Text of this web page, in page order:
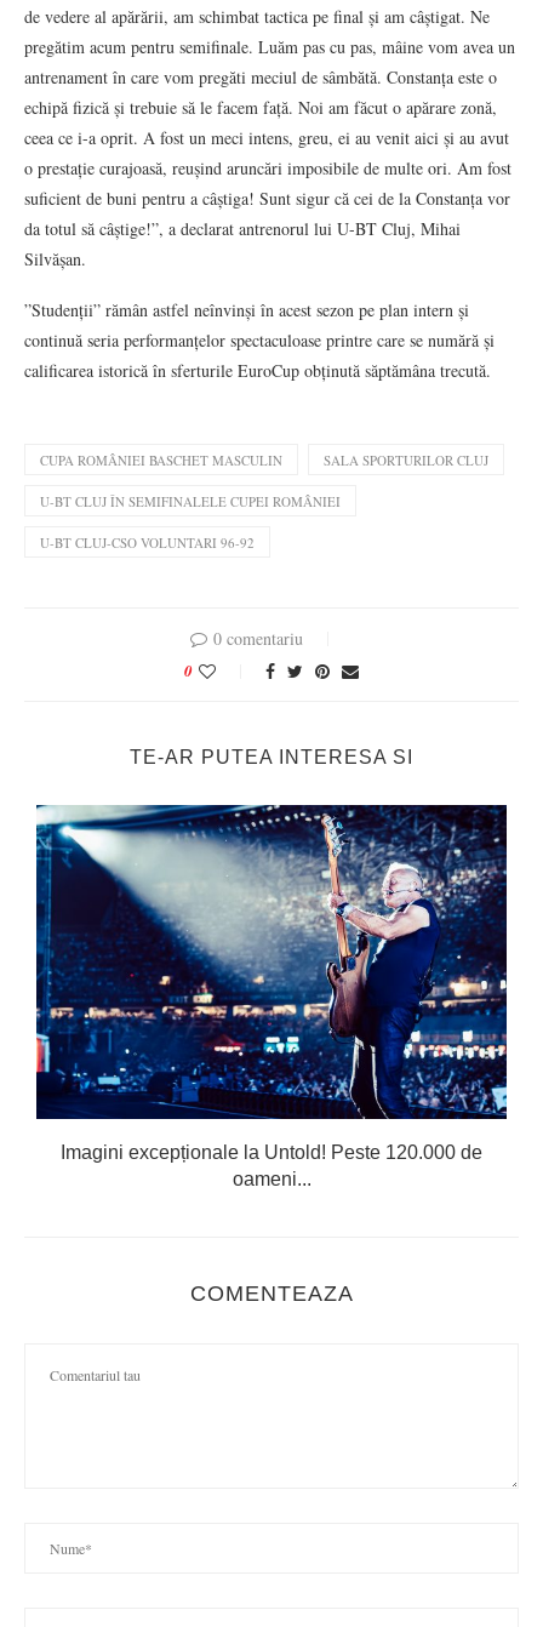
de vedere al apărării, am schimbat tactica pe final și am câștigat. Ne
pregătim acum pentru semifinale. Luăm pas cu pas, mâine vom avea un
antrenament în care vom pregăti meciul de sâmbătă. Constanța este o
echipă fizică și trebuie să le facem față. Noi am făcut o apărare zonă,
ceea ce i-a oprit. A fost un meci intens, greu, ei au venit aici și au avut
o prestație curajoasă, reușind aruncări imposibile de multe ori. Am fost
suficient de buni pentru a câștiga! Sunt sigur că cei de la Constanța vor
da totul să câștige!”, a declarat antrenorul lui U-BT Cluj, Mihai
Silvășan.
”Studenții” rămân astfel neînvinși în acest sezon pe plan intern și
continuă seria performanțelor spectaculoase printre care se numără și
calificarea istorică în sferturile EuroCup obținută săptămâna trecută.
CUPA ROMÂNIEI BASCHET MASCULIN SALA SPORTURILOR CLUJ
U-BT CLUJ ÎN SEMIFINALELE CUPEI ROMÂNIEI
U-BT CLUJ-CSO VOLUNTARI 96-92
0 comentariu
0
TE-AR PUTEA INTERESA SI
Imagini excepționale la Untold! Peste 120.000 de
oameni...
COMENTEAZA